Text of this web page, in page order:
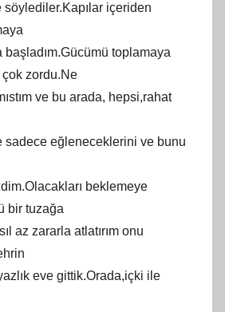
içeriden
toplamaya
çok zordu.Ne
ve bu arada, hepsi,rahat
sadece eğleneceklerini ve bunu
beklemeye
bir tuzağa
az zararla atlatırım onu
eve gittik.Orada,içki ile